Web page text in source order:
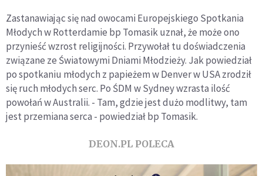
Zastanawiając się nad owocami Europejskiego Spotkania
Młodych w Rotterdamie bp Tomasik uznał, że może ono
przynieść wzrost religijności. Przywołał tu doświadczenia
związane ze Światowymi Dniami Młodzieży. Jak powiedział
po spotkaniu młodych z papieżem w Denver w USA zrodził
się ruch młodych serc. Po ŚDM w Sydney wzrasta ilość
powołań w Australii. - Tam, gdzie jest dużo modlitwy, tam
jest przemiana serca - powiedział bp Tomasik.
DEON.PL POLECA